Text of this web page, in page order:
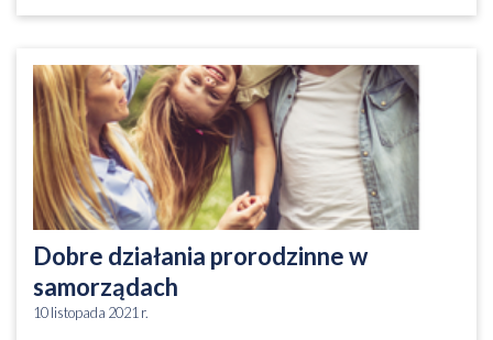
Dobre działania prorodzinne w
samorządach
10 listopada 2021 r.